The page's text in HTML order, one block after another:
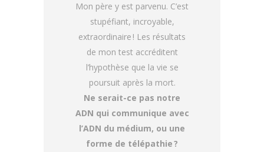
Mon père y est parvenu. C’est
stupéfiant, incroyable,
extraordinaire ! Les résultats
de mon test accréditent
l’hypothèse que la vie se
poursuit après la mort.
Ne serait-ce pas notre
ADN qui communique avec
l’ADN du médium, ou une
forme de télépathie ?